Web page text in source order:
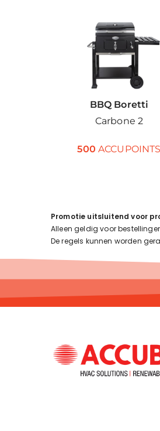
BBQ Boretti
Carbone 2
500 ACCUPOINTS
Promotie uitsluitend voor
Alleen geldig voor
De regels kunnen worden